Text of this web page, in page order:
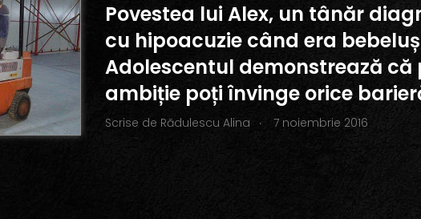
Povestea lui Alex, un tânăr
cu hipoacuzie când era
Adolescentul demonstrează că
ambiție poți învinge orice
Scrise de Rădulescu Alina . 7 noiembrie 2016